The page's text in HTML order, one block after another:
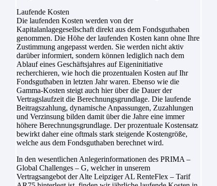
Laufende Kosten
Die laufenden Kosten werden von der
Kapitalanlagegesellschaft direkt aus dem Fondsguthaben
genommen. Die Höhe der laufenden Kosten kann ohne Ihre
Zustimmung angepasst werden. Sie werden nicht aktiv
darüber informiert, sondern können lediglich nach dem
Ablauf eines Geschäftsjahres auf Eigeninitiative
recherchieren, wie hoch die prozentualen Kosten auf Ihr
Fondsguthaben in letzten Jahr waren. Ebenso wie die
Gamma-Kosten steigt auch hier über die Dauer der
Vertragslaufzeit die Berechnungsgrundlage. Die laufende
Beitragszahlung, dynamische Anpassungen, Zuzahlungen
und Verzinsung bilden damit über die Jahre eine immer
höhere Berechnungsgrundlage. Der prozentuale Kostensatz
bewirkt daher eine oftmals stark steigende Kostengröße,
welche aus dem Fondsguthaben berechnet wird.
In den wesentlichen Anlegerinformationen des PRIMA –
Global Challenges – G, welcher in unserem
Vertragsangebot der Alte Leipziger AL RenteFlex – Tarif